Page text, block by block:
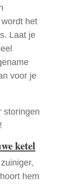
het
Laat je
voor je
storingen
ketel
hem